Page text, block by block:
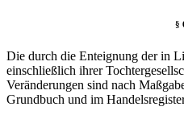
§
Die durch die Enteignung der in
einschließlich ihrer
Veränderungen sind nach
Grundbuch und im